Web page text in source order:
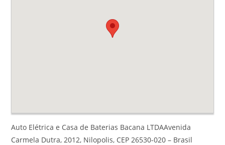
Auto Elétrica e Casa de Baterias Bacana LTDAAvenida
Carmela Dutra, 2012, Nilopolis, CEP 26530-020 – Brasil